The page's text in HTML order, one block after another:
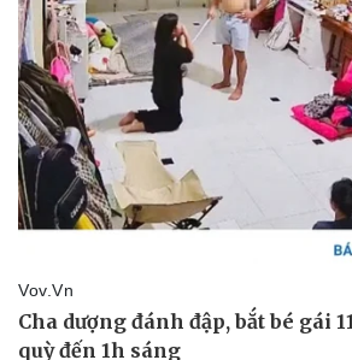
Khởi nghiệp
Thị
Tỷ giá